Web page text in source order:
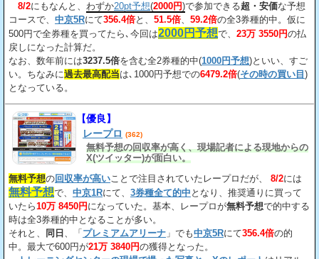
8/2にもなんと、 わずか20pt予想(2000円)で参加できる超・安価な予想
コースで、 中京5Rにて356.4倍と、 51.5倍、 59.2倍の全3券種的中。仮に
500円で全券種を買ってたら､今回は2000円予想で、 23万 3550円の払
戻しになった計算だ。
なお、数年前には3237.5倍を含む全2券種的中(1000円予想)といい、すご
い。ちなみに過去最高配当は､1000円予想での6479.2倍(その時の買い目 )
となっている。
【優良】
レープロ (362)
無料予想の回収率が高く、現場記者による現地からの
X(ツイッター)が面白い。
無料予想の回収率が高いことで注目されていたレープロだが、 8/2には
無料予想で、 中京1Rにて、 3券種全て的中 となり、推奨通りに買って
いたら10万 8450円 になっていた。基本、レープロが無料予想で的中する
時は全3券種的中となることが多い。
それと、
同日 、「 プレミアムアリーナ 」でも中京5Rにて356.4倍の的
中。最大で600円が21万 3840円の獲得となった。